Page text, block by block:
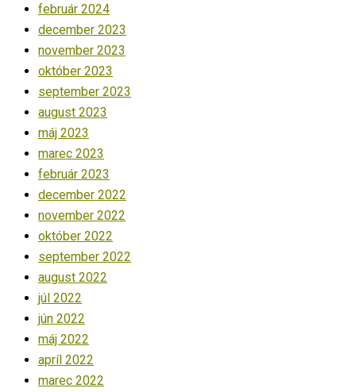
február 2024
december 2023
november 2023
október 2023
september 2023
august 2023
máj 2023
marec 2023
február 2023
december 2022
november 2022
október 2022
september 2022
august 2022
júl 2022
jún 2022
máj 2022
apríl 2022
marec 2022